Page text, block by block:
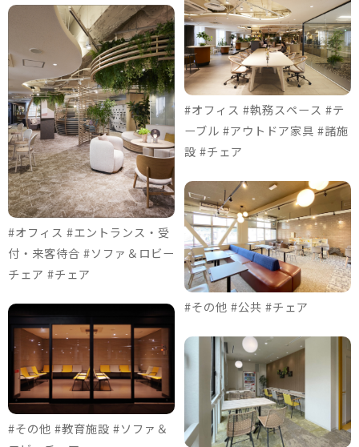
#オフィス #エントランス・受
付・来客待合 #ソファ＆ロビー
チェア #チェア
#その他 #教育施設 #ソファ＆
#オフィス #執務スペース #テ
ーブル #アウトドア家具 #諸施
設 #チェア
#その他 #公共 #チェア